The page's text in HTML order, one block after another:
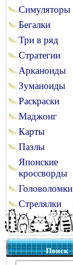
Симуляторы
Бегалки
Три в ряд
Стратегии
Арканоиды
Зуманоиды
Раскраски
Маджонг
Карты
Пазлы
Японские
кроссворды
Головоломки
Стрелялки
Поиск